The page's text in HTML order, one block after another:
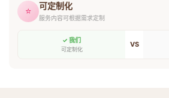
⭐ 可定制化
服务内容可根据需求定制
✓ 我们
可定制化
VS